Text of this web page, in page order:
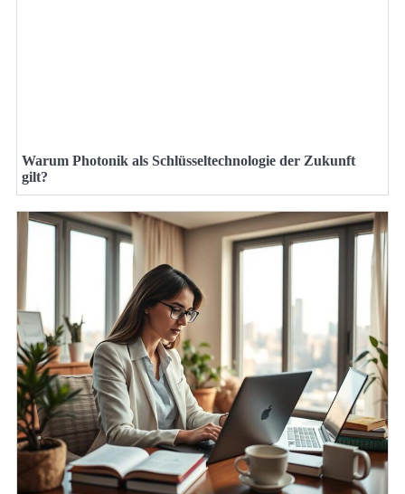
Warum Photonik als Schlüsseltechnologie der Zukunft
gilt?